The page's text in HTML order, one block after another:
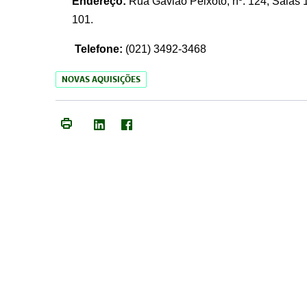
101.
Telefone: (021) 3492-3468
NOVAS AQUISIÇÕES